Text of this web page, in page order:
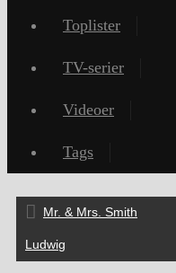
Toplister
TV-serier
Videoer
Tags
Mr. & Mrs. Smith
Ludwig